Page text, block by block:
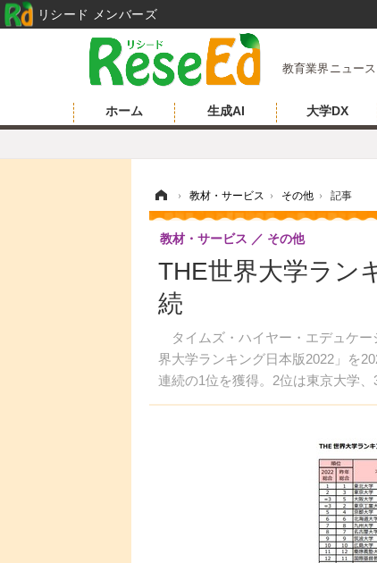
教育業界ニュース
ホーム 生成AI 大学DX
› 教材・サービス › その他 › 記事
THE世界大学ラン
続
タイムズ・ハイヤー・エデュケー
界大学ランキング日本版2022」を
連続の1位を獲得。2位は東京大学
教材・サービス その他
リシード メンバーズ